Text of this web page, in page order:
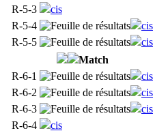
R-5-3
cis
R-5-4
cis
R-5-5
cis
Match
R-6-1
cis
R-6-2
cis
R-6-3
cis
R-6-4
cis